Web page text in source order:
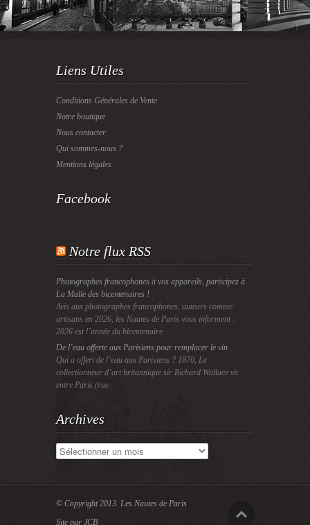
Liens Utiles
Conditions Générales de Vente
Notre boutique
Nous contacter
Qui sommes-nous ?
Mentions légales
Facebook
Notre flux RSS
Photographes francophones à vos appareils, participez à
La Malle des bicentenaires !
Avis aux photographes francophones, auteurs comme
artisans en 2026, les Nautes de Paris vous informent :
2026 est l’année du bicentenaire
De l’eau offerte aux Parisiens pour remplacer le vin
Qui a offert de l’eau aux Parisiens ? 1870, Le
collectionneur d’art britannique sir Richard Wallace vit
entre Paris (rue
Archives
Archives
© Copyright 2013. Les Nautes de Paris
Site par JCB